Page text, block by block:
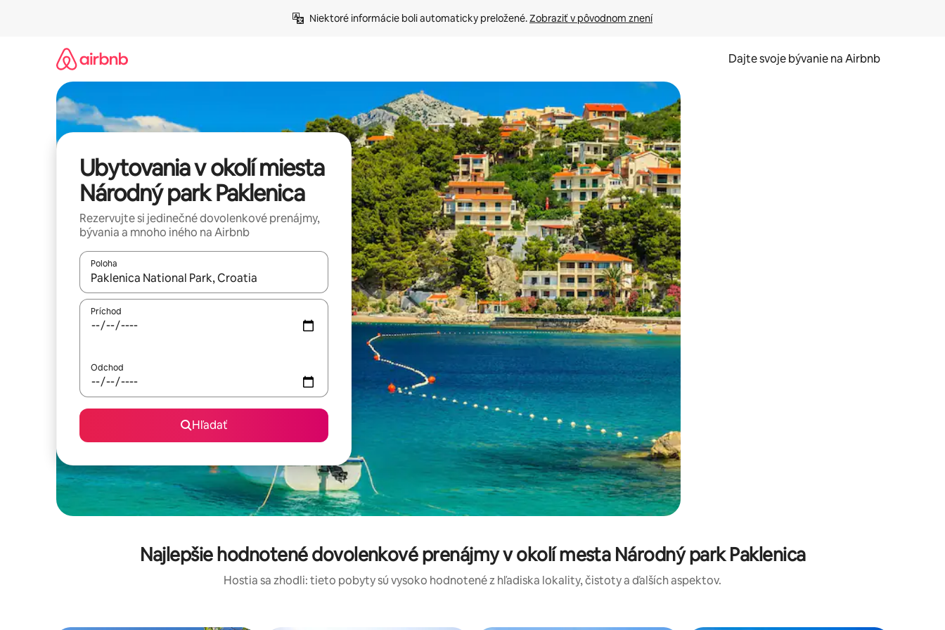
Niektoré informácie boli automaticky preložené. Zobraziť v pôvodnom znení
Dajte svoje bývanie na Airbnb
Ubytovania v okolí miesta
Národný park Paklenica
Rezervujte si jedinečné dovolenkové prenájmy,
bývania a mnoho iného na Airbnb
Poloha
Keď budú výsledky k dispozícii, môžete si ich prechádzať pomocou klávesov so šípkami nahor a nadol alebo ich preskúmať pomocou dotykových gest či potiahnutia prstom.
Príchod
Odchod
Hľadať
Najlepšie hodnotené dovolenkové prenájmy v okolí mesta Národný park Paklenica
Hostia sa zhodli: tieto pobyty sú vysoko hodnotené z hľadiska lokality, čistoty a ďalších aspektov.